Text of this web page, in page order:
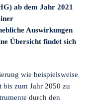
ab dem Jahr 2021
Auswirkungen
Übersicht findet sich
wie beispielsweise
bis zum Jahr 2050 zu
durch den